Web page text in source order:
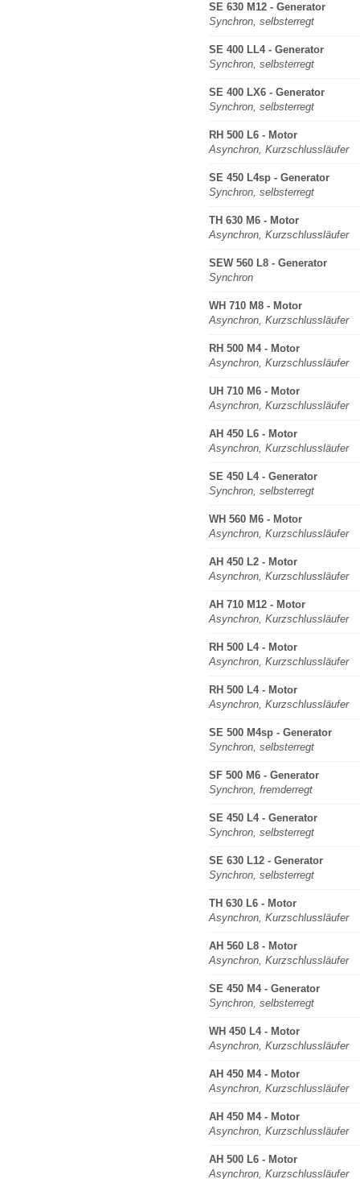
SE 630 M12 - Generator
Synchron, selbsterregt
SE 400 LL4 - Generator
Synchron, selbsterregt
SE 400 LX6 - Generator
Synchron, selbsterregt
RH 500 L6 - Motor
Asynchron, Kurzschlussläufer
SE 450 L4sp - Generator
Synchron, selbsterregt
TH 630 M6 - Motor
Asynchron, Kurzschlussläufer
SEW 560 L8 - Generator
Synchron
WH 710 M8 - Motor
Asynchron, Kurzschlussläufer
RH 500 M4 - Motor
Asynchron, Kurzschlussläufer
UH 710 M6 - Motor
Asynchron, Kurzschlussläufer
AH 450 L6 - Motor
Asynchron, Kurzschlussläufer
SE 450 L4 - Generator
Synchron, selbsterregt
WH 560 M6 - Motor
Asynchron, Kurzschlussläufer
AH 450 L2 - Motor
Asynchron, Kurzschlussläufer
AH 710 M12 - Motor
Asynchron, Kurzschlussläufer
RH 500 L4 - Motor
Asynchron, Kurzschlussläufer
RH 500 L4 - Motor
Asynchron, Kurzschlussläufer
SE 500 M4sp - Generator
Synchron, selbsterregt
SF 500 M6 - Generator
Synchron, fremderregt
SE 450 L4 - Generator
Synchron, selbsterregt
SE 630 L12 - Generator
Synchron, selbsterregt
TH 630 L6 - Motor
Asynchron, Kurzschlussläufer
AH 560 L8 - Motor
Asynchron, Kurzschlussläufer
SE 450 M4 - Generator
Synchron, selbsterregt
WH 450 L4 - Motor
Asynchron, Kurzschlussläufer
AH 450 M4 - Motor
Asynchron, Kurzschlussläufer
AH 450 M4 - Motor
Asynchron, Kurzschlussläufer
AH 500 L6 - Motor
Asynchron, Kurzschlussläufer